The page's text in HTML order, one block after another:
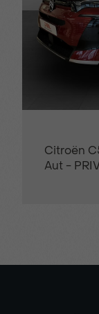
Citroën
Aut -